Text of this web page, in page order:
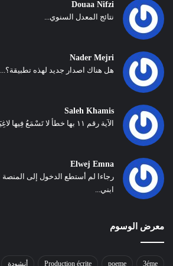
Douaa Nifzi
نتائج المعدل السنوي...
Nader Mejri
هل هناك اصدار جديد لهذه تطبيقة؟...
Saleh Khamis
الآية رقم ١١ بها خطأ لا تَسْمَعُ فِيها لاغِيَةً لقد ضمت التا...
Elwej Emna
رجاءا لم أستطع الدخول إلى المنصة
ابني...
معرض الوسوم
3éme
poeme
Production écrite أنشودة